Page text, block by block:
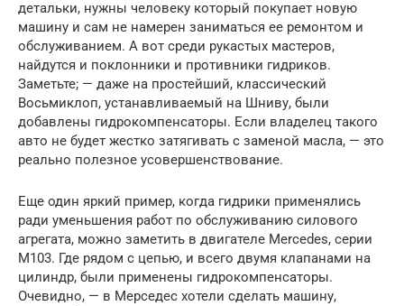
детальки, нужны человеку который покупает новую
машину и сам не намерен заниматься ее ремонтом и
обслуживанием. А вот среди рукастых мастеров,
найдутся и поклонники и противники гидриков.
Заметьте; — даже на простейший, классический
Восьмиклоп, устанавливаемый на Шниву, были
добавлены гидрокомпенсаторы. Если владелец такого
авто не будет жестко затягивать с заменой масла, — это
реально полезное усовершенствование.
Еще один яркий пример, когда гидрики применялись
ради уменьшения работ по обслуживанию силового
агрегата, можно заметить в двигателе Mercedes, серии
М103. Где рядом с цепью, и всего двумя клапанами на
цилиндр, были применены гидрокомпенсаторы.
Очевидно, — в Мерседес хотели сделать машину,